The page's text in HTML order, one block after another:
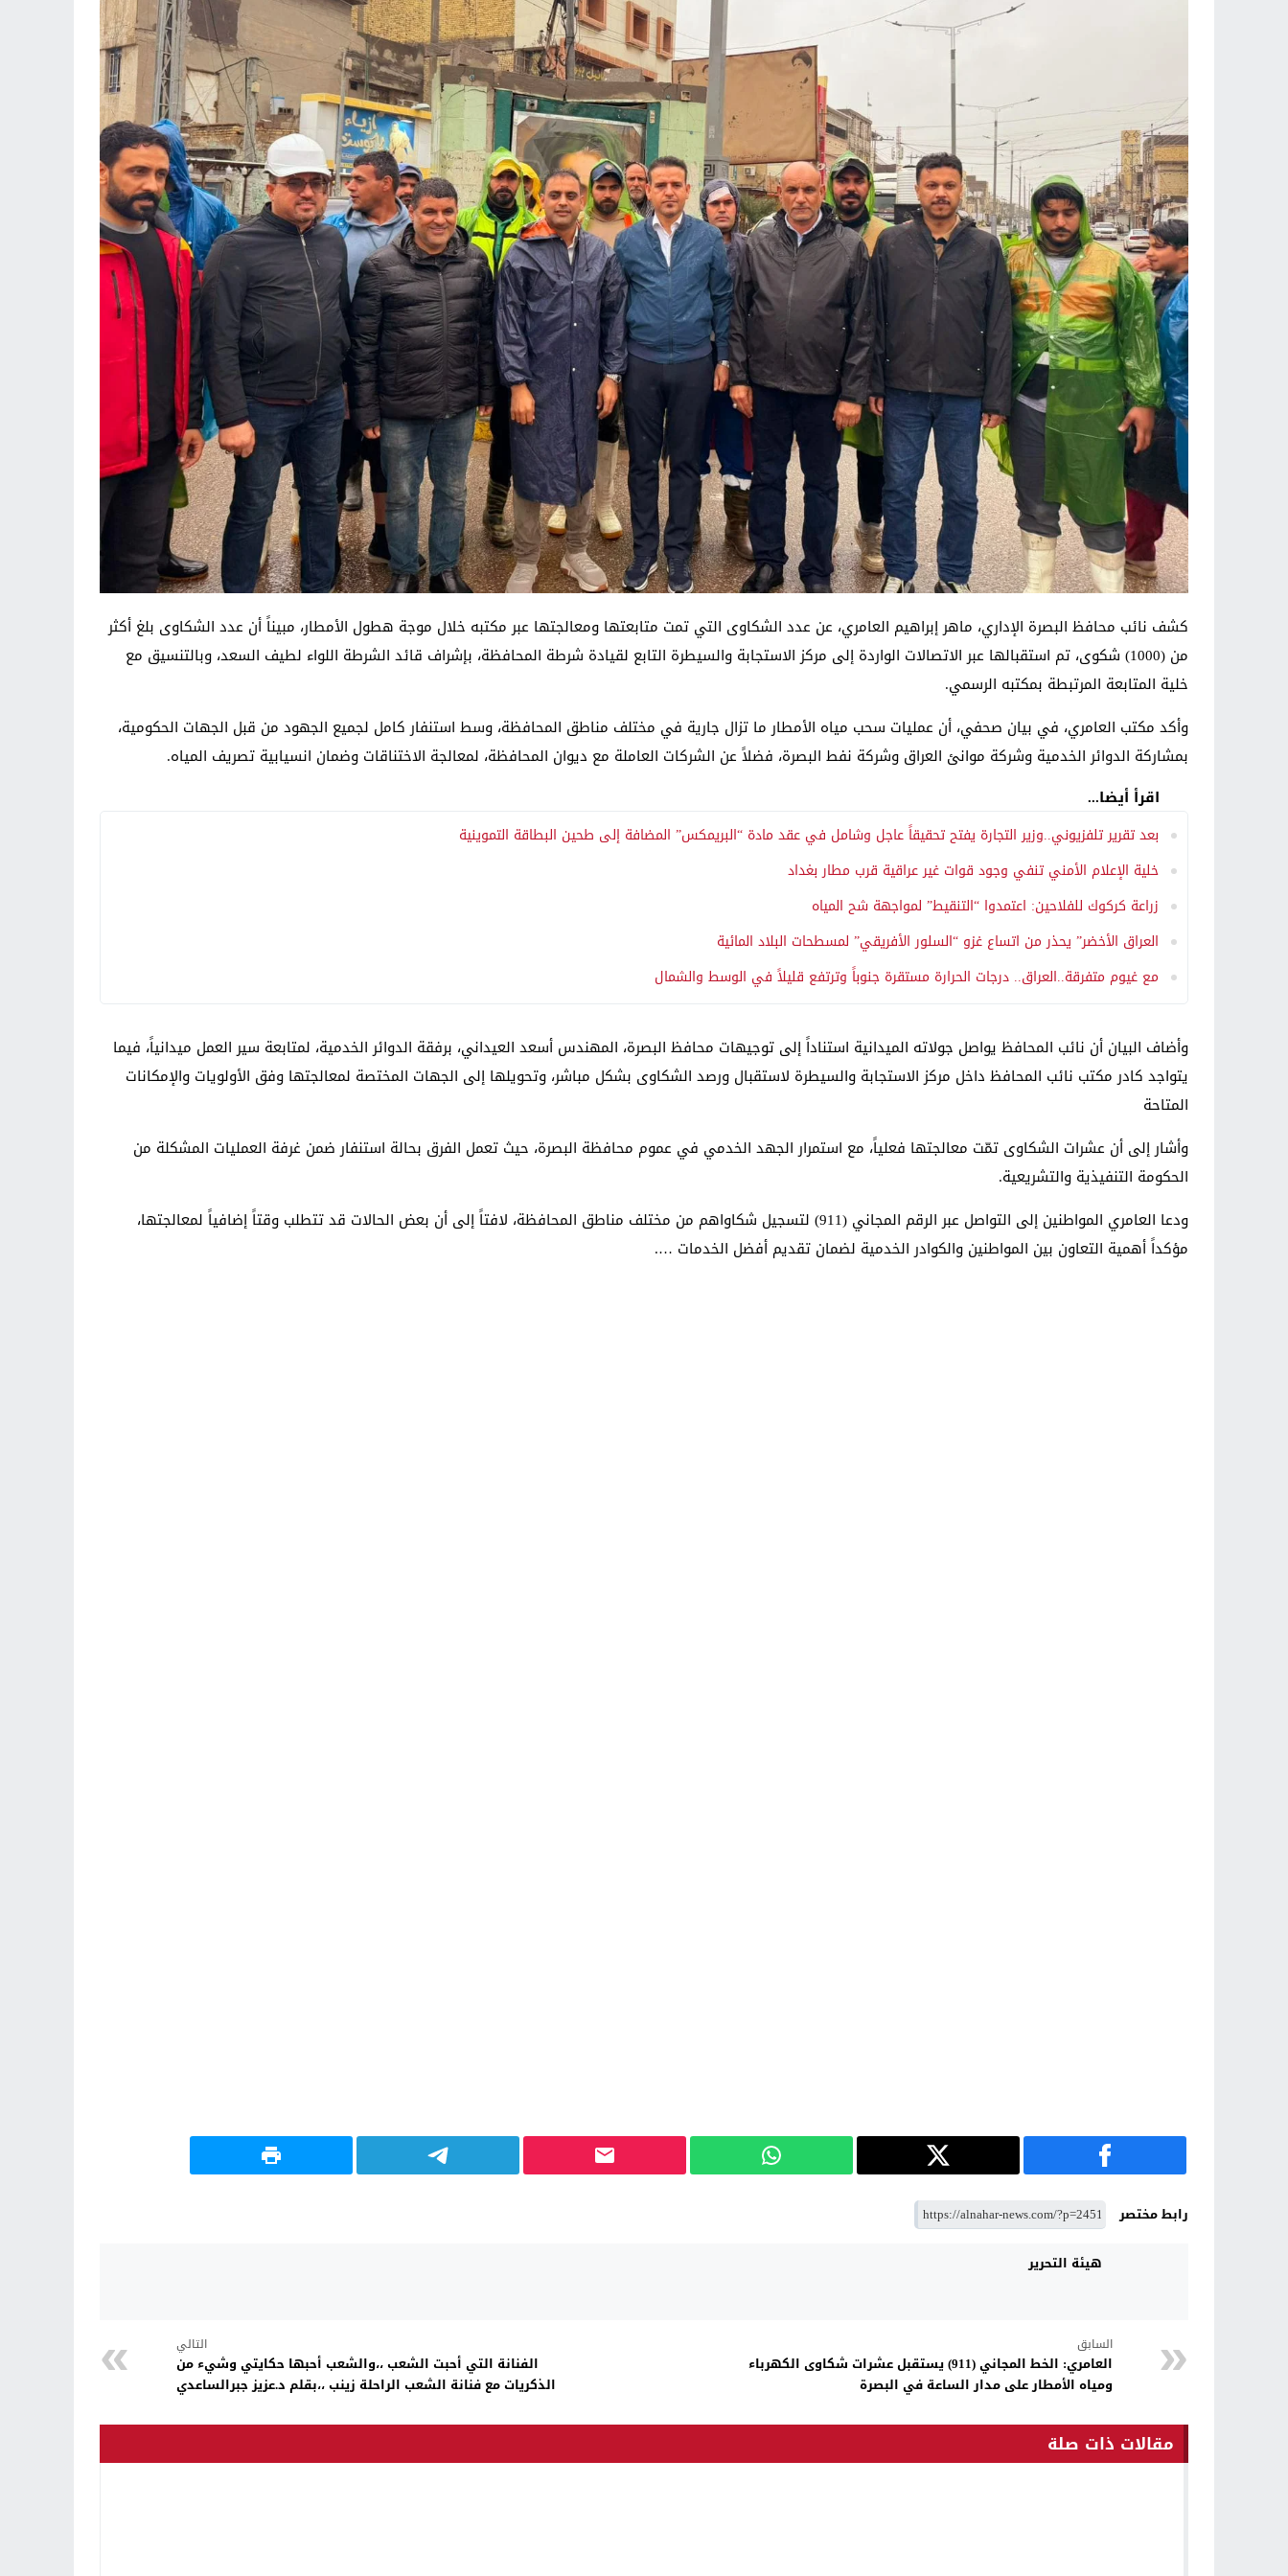
كشف نائب محافظ البصرة الإداري، ماهر إبراهيم العامري، عن عدد الشكاوى التي تمت متابعتها ومعالجتها عبر مكتبه خلال موجة هطول الأمطار، مبيناً أن عدد الشكاوى بلغ أكثر
من (1000) شكوى، تم استقبالها عبر الاتصالات الواردة إلى مركز الاستجابة والسيطرة التابع لقيادة شرطة المحافظة، بإشراف قائد الشرطة اللواء لطيف السعد، وبالتنسيق مع
خلية المتابعة المرتبطة بمكتبه الرسمي.
وأكد مكتب العامري، في بيان صحفي، أن عمليات سحب مياه الأمطار ما تزال جارية في مختلف مناطق المحافظة، وسط استنفار كامل لجميع الجهود من قبل الجهات الحكومية،
بمشاركة الدوائر الخدمية وشركة موانئ العراق وشركة نفط البصرة، فضلاً عن الشركات العاملة مع ديوان المحافظة، لمعالجة الاختناقات وضمان انسيابية تصريف المياه.
اقرأ أيضا...
بعد تقرير تلفزيوني..وزير التجارة يفتح تحقيقاً عاجل وشامل في عقد مادة “البريمكس” المضافة إلى طحين البطاقة التموينية
خلية الإعلام الأمني تنفي وجود قوات غير عراقية قرب مطار بغداد
زراعة كركوك للفلاحين: اعتمدوا “التنقيط” لمواجهة شح المياه
العراق الأخضر” يحذر من اتساع غزو “السلور الأفريقي” لمسطحات البلاد المائية
مع غيوم متفرقة..العراق.. درجات الحرارة مستقرة جنوباً وترتفع قليلاً في الوسط والشمال
وأضاف البيان أن نائب المحافظ يواصل جولاته الميدانية استناداً إلى توجيهات محافظ البصرة، المهندس أسعد العيداني، برفقة الدوائر الخدمية، لمتابعة سير العمل ميدانياً، فيما
يتواجد كادر مكتب نائب المحافظ داخل مركز الاستجابة والسيطرة لاستقبال ورصد الشكاوى بشكل مباشر، وتحويلها إلى الجهات المختصة لمعالجتها وفق الأولويات والإمكانات
المتاحة
وأشار إلى أن عشرات الشكاوى تمّت معالجتها فعلياً، مع استمرار الجهد الخدمي في عموم محافظة البصرة، حيث تعمل الفرق بحالة استنفار ضمن غرفة العمليات المشكلة من
الحكومة التنفيذية والتشريعية.
ودعا العامري المواطنين إلى التواصل عبر الرقم المجاني (911) لتسجيل شكاواهم من مختلف مناطق المحافظة، لافتاً إلى أن بعض الحالات قد تتطلب وقتاً إضافياً لمعالجتها،
مؤكداً أهمية التعاون بين المواطنين والكوادر الخدمية لضمان تقديم أفضل الخدمات ….
رابط مختصر
هيئة التحرير
السابق
العامري: الخط المجاني (911) يستقبل عشرات شكاوى الكهرباء
ومياه الأمطار على مدار الساعة في البصرة
التالي
الفنانة التي أحبت الشعب ،،والشعب أحبها حكايتي وشيء من
الذكريات مع فنانة الشعب الراحلة زينب ،،بقلم د.عزيز جبرالساعدي
مقالات ذات صلة